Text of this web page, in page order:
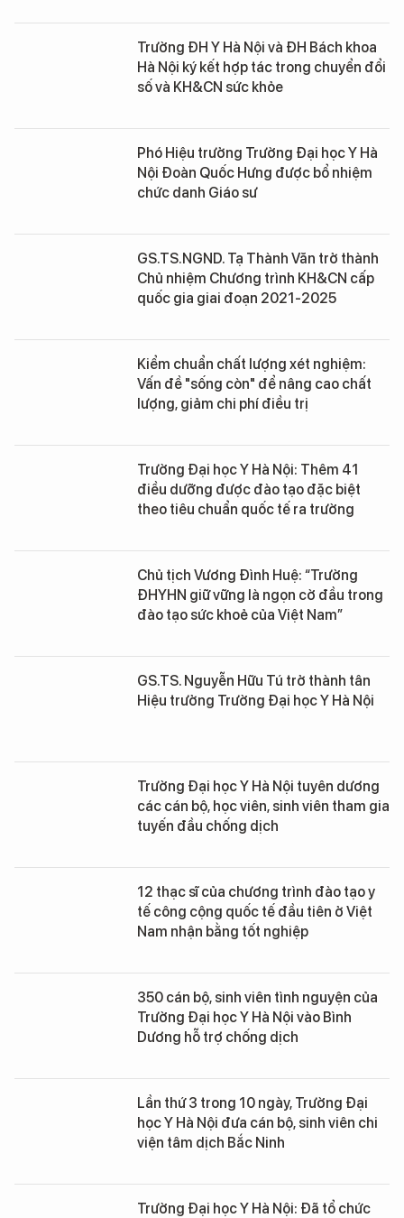
Trường ĐH Y Hà Nội và ĐH Bách khoa
Hà Nội ký kết hợp tác trong chuyển đổi
số và KH&CN sức khỏe
Phó Hiệu trưởng Trường Đại học Y Hà
Nội Đoàn Quốc Hưng được bổ nhiệm
chức danh Giáo sư
GS.TS.NGND. Tạ Thành Văn trở thành
Chủ nhiệm Chương trình KH&CN cấp
quốc gia giai đoạn 2021-2025
Kiểm chuẩn chất lượng xét nghiệm:
Vấn đề "sống còn" để nâng cao chất
lượng, giảm chi phí điều trị
Trường Đại học Y Hà Nội: Thêm 41
điều dưỡng được đào tạo đặc biệt
theo tiêu chuẩn quốc tế ra trường
Chủ tịch Vương Đình Huệ: “Trường
ĐHYHN giữ vững là ngọn cờ đầu trong
đào tạo sức khoẻ của Việt Nam”
GS.TS. Nguyễn Hữu Tú trở thành tân
Hiệu trưởng Trường Đại học Y Hà Nội
Trường Đại học Y Hà Nội tuyên dương
các cán bộ, học viên, sinh viên tham gia
tuyến đầu chống dịch
12 thạc sĩ của chương trình đào tạo y
tế công cộng quốc tế đầu tiên ở Việt
Nam nhận bằng tốt nghiệp
350 cán bộ, sinh viên tình nguyện của
Trường Đại học Y Hà Nội vào Bình
Dương hỗ trợ chống dịch
Lần thứ 3 trong 10 ngày, Trường Đại
học Y Hà Nội đưa cán bộ, sinh viên chi
viện tâm dịch Bắc Ninh
Trường Đại học Y Hà Nội: Đã tổ chức